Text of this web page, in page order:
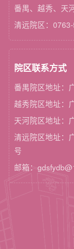
番禺、越秀、天
清远院区：
院区联系方式
番禺院区地址：
越秀院区地址：
天河院区地址：
清远院区地址：
号
邮箱：